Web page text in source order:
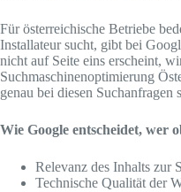
Für österreichische Betriebe
Installateur sucht, gibt bei
nicht auf Seite eins erscheint,
Suchmaschinenoptimierung
genau bei diesen Suchanfragen
Wie Google entscheidet, wer
Relevanz des Inhalts zur
Technische Qualität der